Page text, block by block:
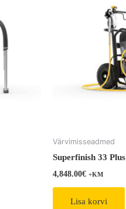
Värvimisseadmed
Superfinish 33 Plus
4,848.00€ +KM
Lisa korvi